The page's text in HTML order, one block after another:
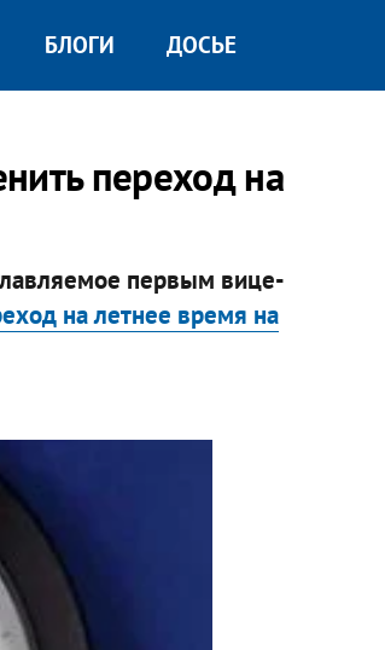
БЛОГИ ДОСЬЕ
переход на
первым вице-
на летнее время на